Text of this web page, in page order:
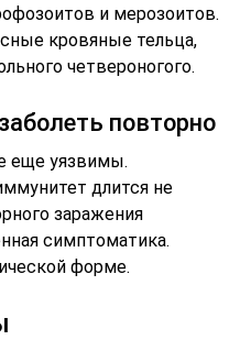
и мерозоитов.
кровяные тельца,
четвероногого.
повторно
еще уязвимы.
длится не
заражения
симптоматика.
форме.